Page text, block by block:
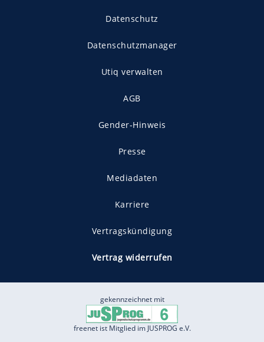
Datenschutz
Datenschutzmanager
Utiq verwalten
AGB
Gender-Hinweis
Presse
Mediadaten
Karriere
Vertragskündigung
Vertrag widerrufen
gekennzeichnet mit
freenet ist Mitglied im JUSPROG e.V.